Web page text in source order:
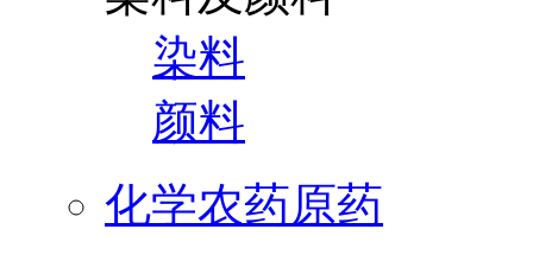
染料
颜料
化学农药原药